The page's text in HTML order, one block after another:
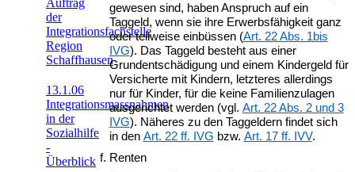
Auftrag
der
Integrationsfachstelle
Region
Schaffhausen
13.1.06
Integrationsmassnahmen
in der
Sozialhilfe
-
Überblick
gewesen sind, haben Anspruch auf ein
Taggeld, wenn sie ihre Erwerbsfähigkeit ganz
oder teilweise einbüssen (Art. 22 Abs. 1bis
IVG). Das Taggeld besteht aus einer
Grundentschädigung und einem Kindergeld für
Versicherte mit Kindern, letzteres allerdings
nur für Kinder, für die keine Familienzulagen
ausgerichtet werden (vgl. Art. 22 Abs. 2 und 3
IVG). Näheres zu den Taggeldern findet sich
in den Art. 22 ff. IVG bzw. Art. 17 ff. IVV.
Renten